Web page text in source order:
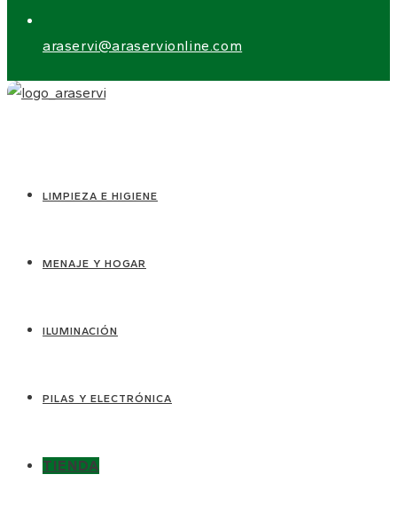
araservi@araservionline.com
LIMPIEZA E HIGIENE
MENAJE Y HOGAR
ILUMINACIÓN
PILAS Y ELECTRÓNICA
TIENDA